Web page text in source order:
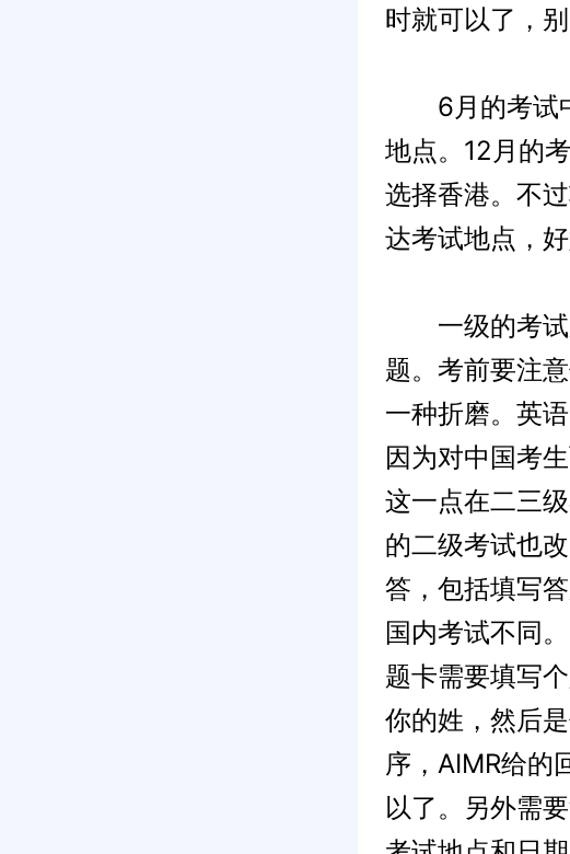
时就可以了，别
6月的考试中
地点。12月的
选择香港。不
达考试地点，好
一级的考试
题。考前要注
一种折磨。英
因为对中国考
这一点在二三
的二级考试也
答，包括填写
国内考试不同
题卡需要填写
你的姓，然后
序，AIMR给的
以了。另外需